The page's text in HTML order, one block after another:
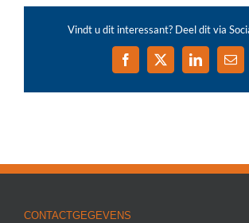
Vindt u dit interessant? Deel dit via
Facebook
X LinkedIn
E-
CONTACTGEGEVENS